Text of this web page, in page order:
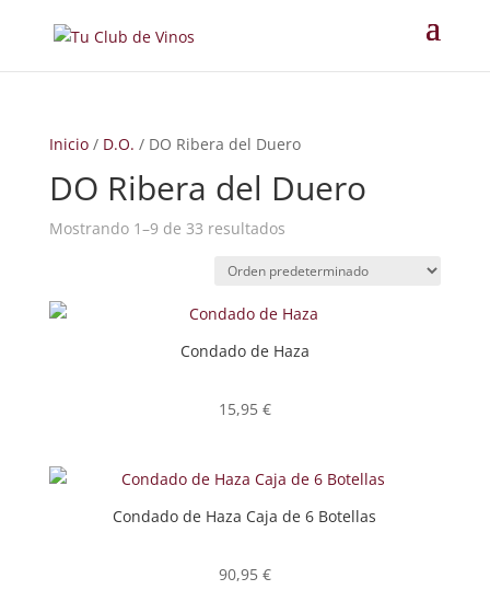
Inicio/ D.O. / DO Ribera del Duero
DO Ribera del Duero
Mostrando 1–9 de 33 resultados
Condado de Haza
15,95 €
Condado de Haza Caja de 6 Botellas
90,95 €